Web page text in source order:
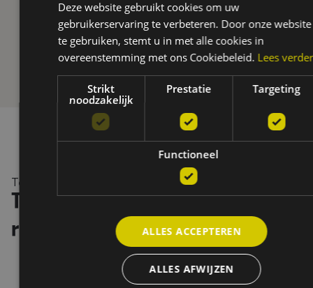
Testimonials
Tevreden klanten, tastbare
resultaten
Deze website gebruikt cookies om uw
gebruikerservaring te verbeteren. Door onze website
te gebruiken, stemt u in met alle cookies in
overeenstemming met ons Cookiebeleid. Lees verder
Strikt
noodzakelijk
Prestatie Targeting
Functioneel
ALLES ACCEPTEREN
ALLES AFWIJZEN